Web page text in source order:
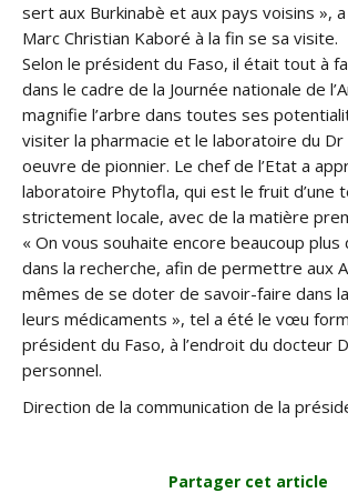
sert aux Burkinabè et aux pays voisins »,
Marc Christian Kaboré à la fin se sa visite.
Selon le président du Faso, il était tout à
dans le cadre de la Journée nationale de
magnifie l’arbre dans toutes ses
visiter la pharmacie et le laboratoire du Dr
oeuvre de pionnier. Le chef de l’Etat a
laboratoire Phytofla, qui est le fruit d’une
strictement locale, avec de la matière
« On vous souhaite encore beaucoup plus
dans la recherche, afin de permettre aux
mêmes de se doter de savoir-faire dans
leurs médicaments », tel a été le vœu
président du Faso, à l’endroit du docteur
personnel.
Direction de la communication de la
Partager cet article